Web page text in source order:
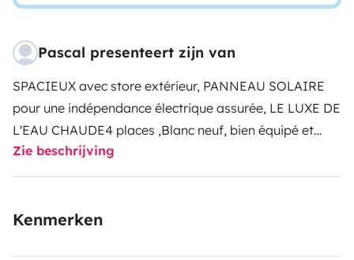
Pascal presenteert zijn van
SPACIEUX avec store extérieur, PANNEAU SOLAIRE
pour une indépendance électrique assurée, LE LUXE DE
L'EAU CHAUDE4 places ,Blanc neuf, bien équipé et
spacieux;intérieur : siège avant pivotant ; 2 sièges
arrières sur raille indépendant et transformable en lit
escamotable, évier eau froide et chaude, 2 plaques gaz
Zie beschrijving
Kenmerken